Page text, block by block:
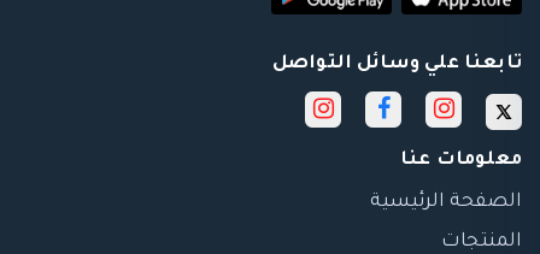
تابعنا علي وسائل التواصل
معلومات عنا
الصفحة الرئيسية
المنتجات